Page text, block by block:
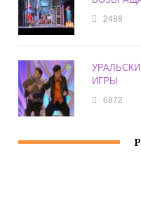
2488
ИГРЫ
6872